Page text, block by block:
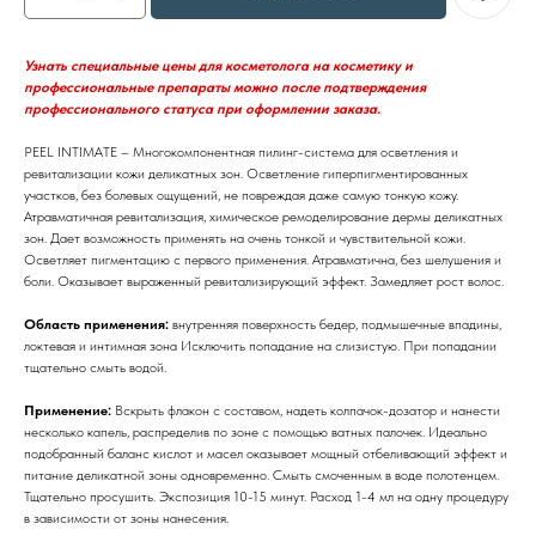
Узнать специальные цены для косметолога на косметику и
профессиональные препараты можно после подтверждения
профессионального статуса при оформлении заказа.
PEEL INTIMATE – Многокомпонентная пилинг-система для осветления и
ревитализации кожи деликатных зон. Осветление гиперпигментированных
участков, без болевых ощущений, не повреждая даже самую тонкую кожу.
Атравматичная ревитализация, химическое ремоделирование дермы деликатных
зон. Дает возможность применять на очень тонкой и чувствительной кожи.
Осветляет пигментацию с первого применения. Атравматична, без шелушения и
боли. Оказывает выраженный ревитализирующий эффект. Замедляет рост волос.
Область применения: внутренняя поверхность бедер, подмышечные впадины,
локтевая и интимная зона Исключить попадание на слизистую. При попадании
тщательно смыть водой.
Применение: Вскрыть флакон с составом, надеть колпачок-дозатор и нанести
несколько капель, распределив по зоне с помощью ватных палочек. Идеально
подобранный баланс кислот и масел оказывает мощный отбеливающий эффект и
питание деликатной зоны одновременно. Смыть смоченным в воде полотенцем.
Тщательно просушить. Экспозиция 10-15 минут. Расход 1-4 мл на одну процедуру
в зависимости от зоны нанесения.